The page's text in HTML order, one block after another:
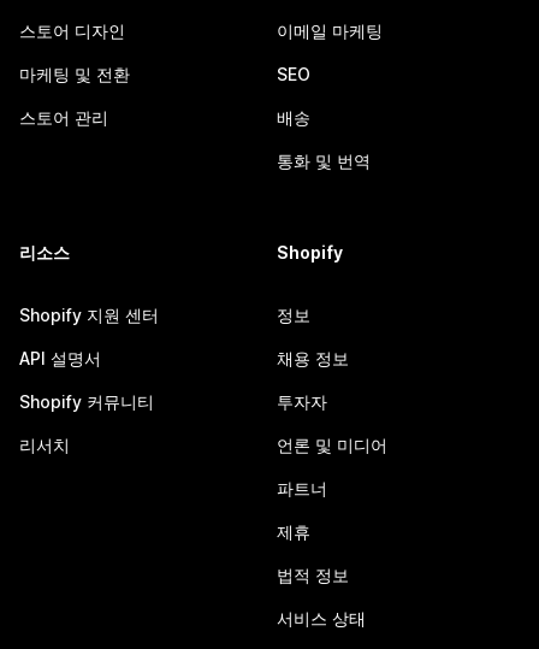
스토어 디자인
마케팅 및 전환
스토어 관리
이메일 마케팅
SEO
배송
통화 및 번역
리소스
Shopify 지원 센터
API 설명서
Shopify 커뮤니티
리서치
Shopify
정보
채용 정보
투자자
언론 및 미디어
파트너
제휴
법적 정보
서비스 상태